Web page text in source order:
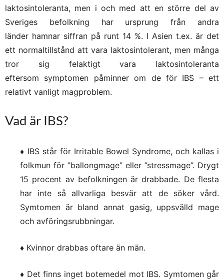
laktosintoleranta, men i och med att en större del av
Sveriges befolkning har ursprung från andra
länder hamnar siffran på runt 14 %. I Asien t.ex. är det
ett normaltillstånd att vara laktosintolerant, men många
tror sig felaktigt vara laktosintoleranta
eftersom symptomen påminner om de för IBS – ett
relativt vanligt magproblem.
Vad är IBS?
♦ IBS står för Irritable Bowel Syndrome, och kallas i
folkmun för ”ballongmage” eller ”stressmage”. Drygt
15 procent av befolkningen är drabbade. De flesta
har inte så allvarliga besvär att de söker vård.
Symtomen är bland annat gasig, uppsvälld mage
och avföringsrubbningar.
♦ Kvinnor drabbas oftare än män.
♦ Det finns inget botemedel mot IBS. Symtomen går